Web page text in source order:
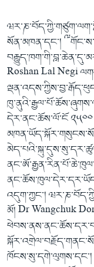
སོན་མཁན་དང་།
Roshan Lal Negi
དེར་ནང་ཆོས་ལོ་ངོ
འདུག་ཀྱང་།
མོ། Dr Wangchuk